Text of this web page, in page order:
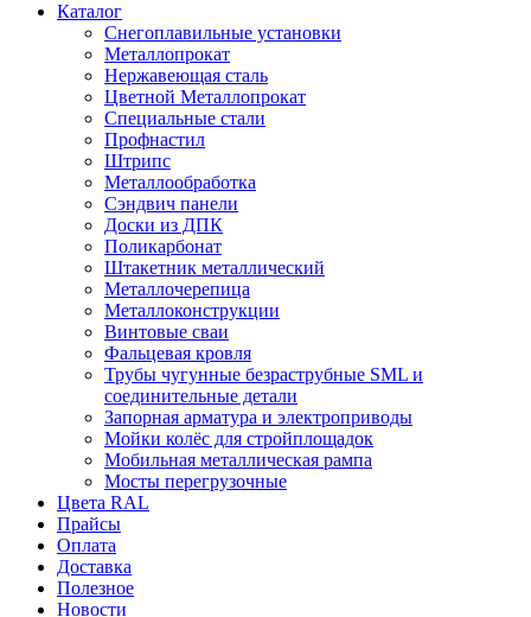
Каталог
Снегоплавильные установки
Металлопрокат
Нержавеющая сталь
Цветной Металлопрокат
Специальные стали
Профнастил
Штрипс
Металлообработка
Сэндвич панели
Доски из ДПК
Поликарбонат
Штакетник металлический
Металлочерепица
Металлоконструкции
Винтовые сваи
Фальцевая кровля
Трубы чугунные безраструбные SML и
соединительные детали
Запорная арматура и электроприводы
Мойки колёс для стройплощадок
Мобильная металлическая рампа
Мосты перегрузочные
Цвета RAL
Прайсы
Оплата
Доставка
Полезное
Новости